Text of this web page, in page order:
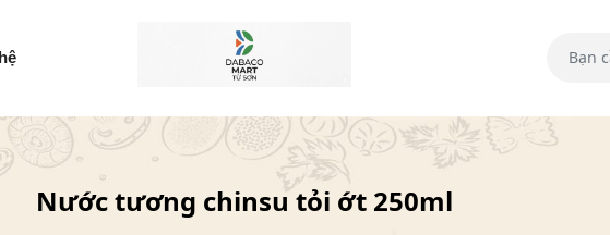
Nước tương chinsu tỏi ớt 250ml